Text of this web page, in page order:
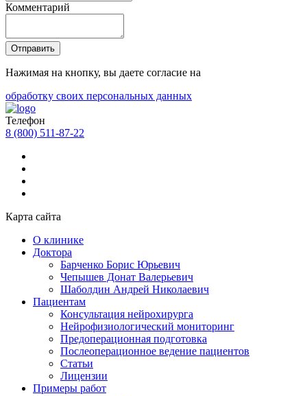
Комментарий
Отправить
Нажимая на кнопку, вы даете согласие на
обработку своих персональных данных
Телефон
8 (800) 511-87-22
Карта сайта
О клинике
Доктора
Барченко Борис Юрьевич
Чепышев Донат Валерьевич
Шаболдин Андрей Николаевич
Пациентам
Консультация нейрохирурга
Нейрофизиологический мониторинг
Предоперационная подготовка
Послеоперационное ведение пациентов
Статьи
Лицензии
Примеры работ